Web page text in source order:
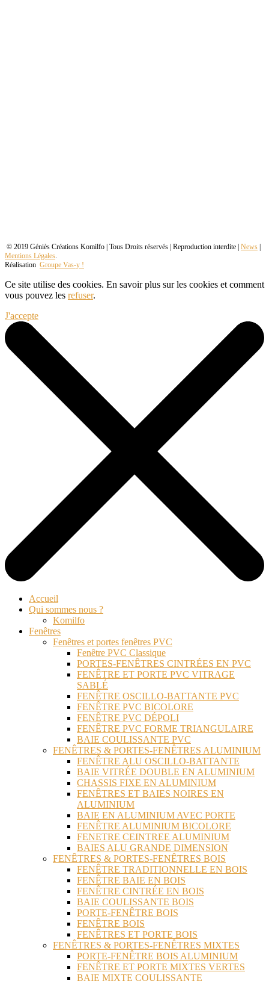
© 2019 Géniès Créations Komilfo | Tous Droits réservés | Reproduction interdite | News
Mentions Légales.
Réalisation Groupe Vas-y !
Ce site utilise des cookies. En savoir plus sur les cookies et comment
vous pouvez les refuser.
J'accepte
Accueil
Qui sommes nous ?
Komilfo
Fenêtres
Fenêtres et portes fenêtres PVC
Fenêtre PVC Classique
PORTES-FENÊTRES CINTRÉES EN PVC
FENÊTRE ET PORTE PVC VITRAGE
SABLÉ
FENÊTRE OSCILLO-BATTANTE PVC
FENÊTRE PVC BICOLORE
FENÊTRE PVC DÉPOLI
FENÊTRE PVC FORME TRIANGULAIRE
BAIE COULISSANTE PVC
FENÊTRES & PORTES-FENÊTRES ALUMINIUM
FENÊTRE ALU OSCILLO-BATTANTE
BAIE VITRÉE DOUBLE EN ALUMINIUM
CHASSIS FIXE EN ALUMINIUM
FENÊTRES ET BAIES NOIRES EN
ALUMINIUM
BAIE EN ALUMINIUM AVEC PORTE
FENÊTRE ALUMINIUM BICOLORE
FENETRE CEINTREE ALUMINIUM
BAIES ALU GRANDE DIMENSION
FENÊTRES & PORTES-FENÊTRES BOIS
FENÊTRE TRADITIONNELLE EN BOIS
FENÊTRE BAIE EN BOIS
FENÊTRE CINTRÉE EN BOIS
BAIE COULISSANTE BOIS
PORTE-FENÊTRE BOIS
FENÊTRE BOIS
FENÊTRES ET PORTE BOIS
FENÊTRES & PORTES-FENÊTRES MIXTES
PORTE-FENÊTRE BOIS ALUMINIUM
FENÊTRE ET PORTE MIXTES VERTES
BAIE MIXTE COULISSANTE